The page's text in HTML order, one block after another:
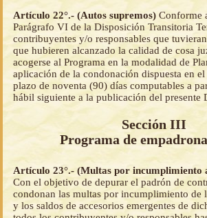
Artículo 22°.- (Autos supremos) Conforme
Parágrafo VI de la Disposición Transitoria
contribuyentes y/o responsables que
que hubieren alcanzado la calidad de cosa
acogerse al Programa en la modalidad de
aplicación de la condonación dispuesta en
plazo de noventa (90) días computables a
hábil siguiente a la publicación del presente
Sección III
Programa de
Artículo 23°.- (Multas por incumplimiento
Con el objetivo de depurar el padrón de
condonan las multas por incumplimiento de
y los saldos de accesorios emergentes de